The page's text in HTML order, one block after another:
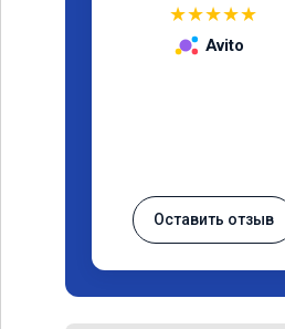
★★★★★
Avito
Оставить отзыв